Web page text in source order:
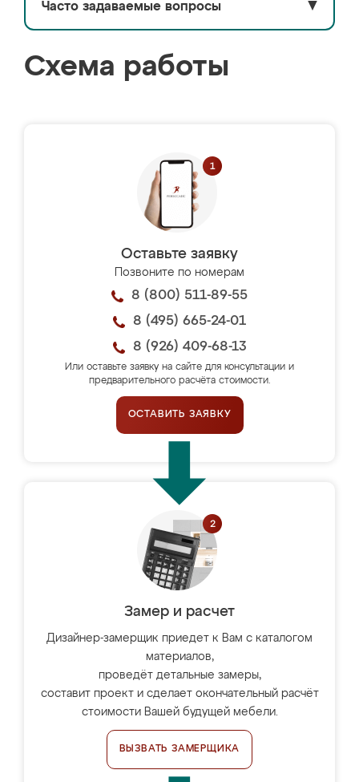
Часто задаваемые вопросы ▼
Схема работы
Оставьте заявку
Позвоните по номерам
8 (800) 511-89-55
8 (495) 665-24-01
8 (926) 409-68-13
Или оставьте заявку на сайте для консультации и
предварительного расчёта стоимости.
ОСТАВИТЬ ЗАЯВКУ
Замер и расчет
Дизайнер-замерщик приедет к Вам с каталогом
материалов,
проведёт детальные замеры,
составит проект и сделает окончательный расчёт
стоимости Вашей будущей мебели.
ВЫЗВАТЬ ЗАМЕРЩИКА